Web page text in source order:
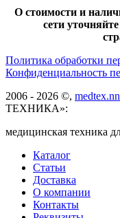
О стоимости и
сети
Политика обработки
Конфиденциальность
2006 - 2026 ©,
ТЕХНИКА»:
медицинская техника
Каталог
Статьи
Доставка
О компании
Контакты